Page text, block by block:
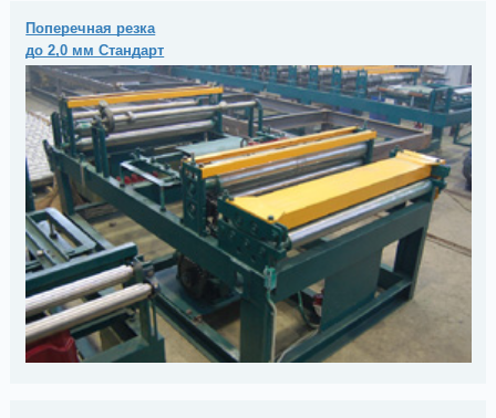
Поперечная резка
до 2,0 мм Стандарт